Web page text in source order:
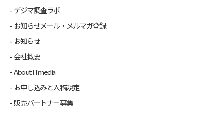
デジマ調査ラボ
お知らせメール・メルマガ登録
お知らせ
会社概要
About ITmedia
お申し込みと入稿規定
販売パートナー募集